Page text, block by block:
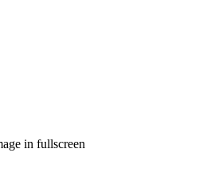
in fullscreen